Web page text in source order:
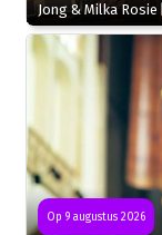
Jong & Milka
Op 9 augustus 2026